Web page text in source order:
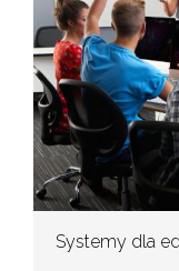
Systemy dla